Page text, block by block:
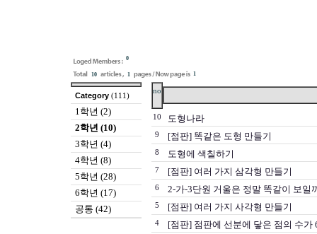
0
10 1 1
Category (111)
1학년 (2)
2학년 (10)
3학년 (4)
4학년 (8)
5학년 (28)
6학년 (17)
공통 (42)
no
10 도형나라
9 [점판] 똑같은 도형 만들기
8 도형에 색칠하기
7 [점판] 여러 가지 삼각형 만들기
6 2-가-3단원 거울은 정말 똑같이 보일
5 [점판] 여러 가지 사각형 만들기
4 [점판] 점판에 선분에 닿은 점의 수가